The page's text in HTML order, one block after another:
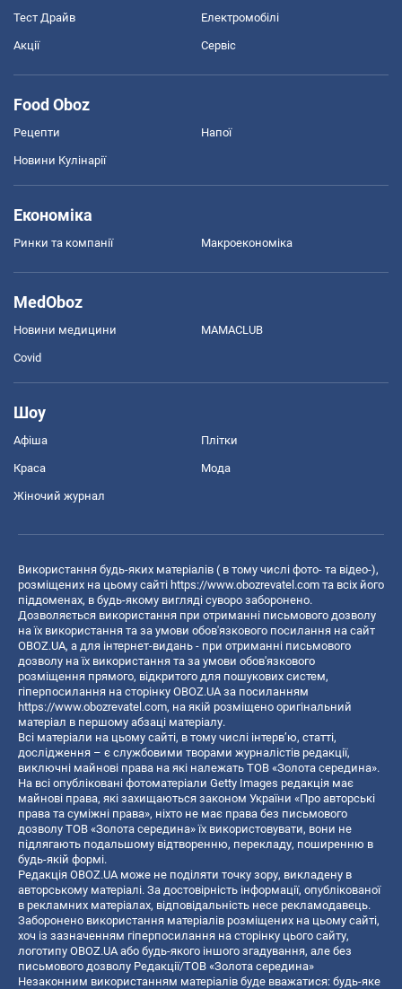
Тест Драйв Електромобілі
Акції Сервіс
Food Oboz
Рецепти Напої
Новини Кулінарії
Економіка
Ринки та компанії Макроекономіка
MedOboz
Новини медицини MAMACLUB
Covid
Шоу
Афіша Плітки
Краса Мода
Жіночий журнал
Використання будь-яких матеріалів ( в тому числі фото- та відео-),
розміщених на цьому сайті https://www.obozrevatel.com та всіх його
піддоменах, в будь-якому вигляді суворо заборонено.
Дозволяється використання при отриманні письмового дозволу
на їх використання та за умови обов'язкового посилання на сайт
OBOZ.UA, а для інтернет-видань - при отриманні письмового
дозволу на їх використання та за умови обов'язкового
розміщення прямого, відкритого для пошукових систем,
гіперпосилання на сторінку OBOZ.UA за посиланням
https://www.obozrevatel.com, на якій розміщено оригінальний
матеріал в першому абзаці матеріалу.
Всі матеріали на цьому сайті, в тому числі інтерв’ю, статті,
дослідження – є службовими творами журналістів редакції,
виключні майнові права на які належать ТОВ «Золота середина».
На всі опубліковані фотоматеріали Getty Images редакція має
майнові права, які захищаються законом України «Про авторські
права та суміжні права», ніхто не має права без письмового
дозволу ТОВ «Золота середина» їх використовувати, вони не
підлягають подальшому відтворенню, перекладу, поширенню в
будь-якій формі.
Редакція OBOZ.UA може не поділяти точку зору, викладену в
авторському матеріалі. За достовірність інформації, опублікованої
в рекламних матеріалах, відповідальність несе рекламодавець.
Заборонено використання матеріалів розміщених на цьому сайті,
хоч із зазначенням гіперпосилання на сторінку цього сайту,
логотипу OBOZ.UA або будь-якого іншого згадування, але без
письмового дозволу Редакції/ТОВ «Золота середина»
Незаконним використанням матеріалів буде вважатися: будь-яке